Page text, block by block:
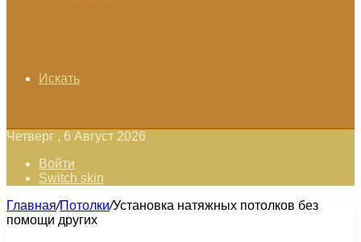
Искать
Четверг , 6 Август 2026
Войти
Switch skin
Главная/Потолки/Установка натяжных потолков без
помощи других